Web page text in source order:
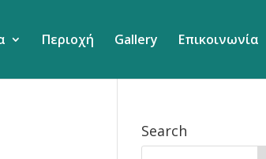
Περιοχή Gallery Επικοινωνία
Search